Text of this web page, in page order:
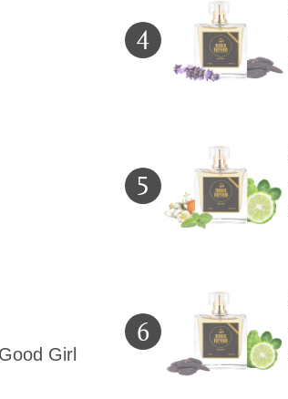
Good Girl
4
5
6